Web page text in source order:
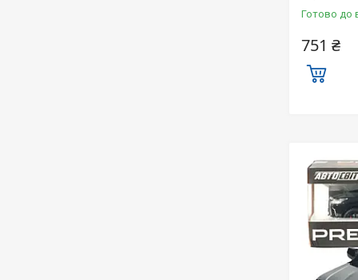
Готово до
751 ₴